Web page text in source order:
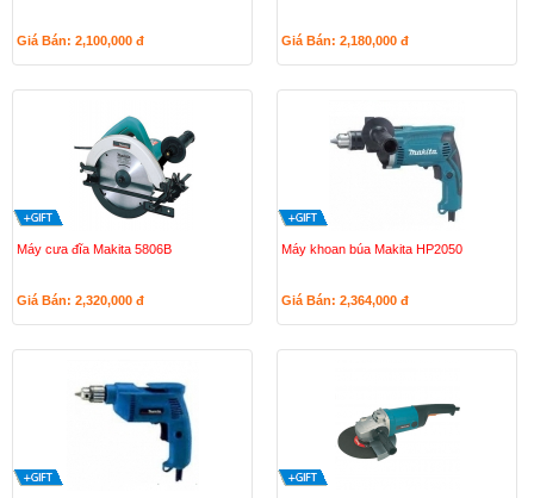
Giá Bán: 2,100,000 đ Giá Bán: 2,180,000 đ
Máy cưa đĩa Makita 5806B
Giá Bán: 2,320,000 đ
Máy khoan búa Makita HP2050
Giá Bán: 2,364,000 đ